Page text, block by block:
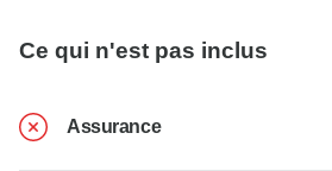
Ce qui n'est pas inclus
Assurance